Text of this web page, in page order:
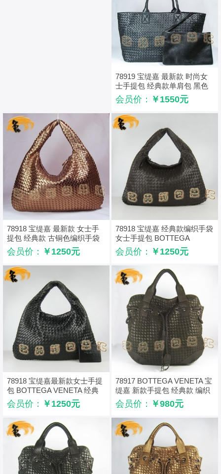
78919 宝缇嘉 最新款 时尚女
士手提包 经典款单肩包 黑色
编织手袋
会员价： ￥1550元
78918 宝缇嘉 最新款 女士手
提包 经典款 古铜色编织手袋
BOTTEGA VENETA
会员价： ￥1250元
78918 宝缇嘉 经典款编织手袋
女士手提包 BOTTEGA
VENETA 超A1:1品质
会员价： ￥1250元
78918 宝缇嘉最新款女士手提
包 BOTTEGA VENETA 经典
款编织手袋
会员价： ￥1250元
78917 BOTTEGA VENETA 宝
缇嘉 新款手提包 经典款 编织
手袋 宝缇嘉女包
会员价： ￥980元